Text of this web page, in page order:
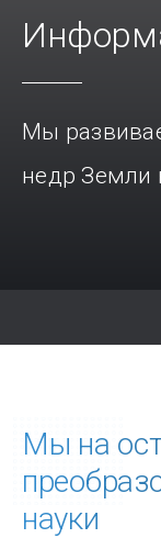
Мы
недр Земли
Мы на
науки